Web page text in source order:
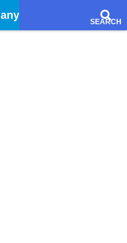
とか想像とか妄想とか……